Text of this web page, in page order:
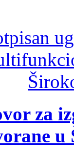
za
u